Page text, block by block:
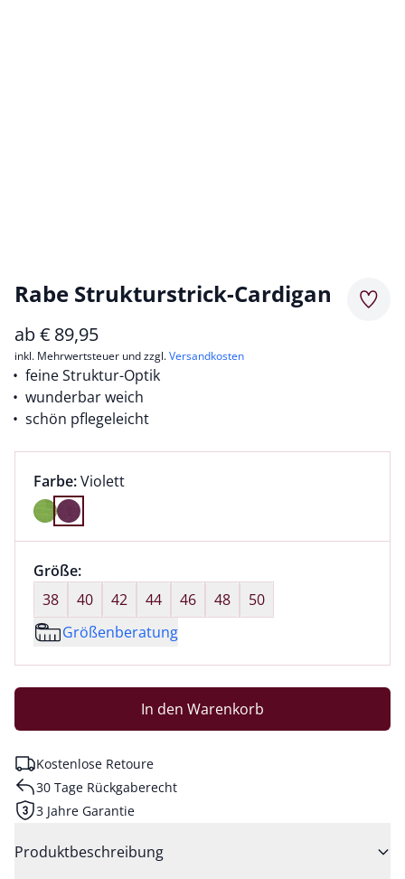
Rabe Strukturstrick-Cardigan
ab€ 89,95
inkl. Mehrwertsteuer und zzgl.Versandkosten
feine Struktur-Optik
wunderbar weich
schön pflegeleicht
Farbauswahl:
Farbe:aktuell ausgewählt:
Violett
Farbe Violett ausgewählt
Größenauswahl:
Größe:nichts ausgewählt
38
40 42 44 46 48
50
Größenberatung
In den Warenkorb
Kostenlose Retoure
30 Tage Rückgaberecht
3 Jahre Garantie
Produktbeschreibung